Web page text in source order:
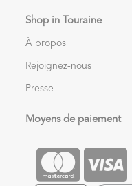
Shop in Touraine
À propos
Rejoignez-nous
Presse
Moyens de paiement